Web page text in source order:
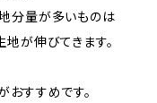
分量が多いものは
が伸びてきます。
すすめです。